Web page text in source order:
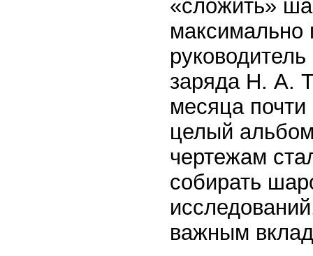
«сложить»
максимально
заряда Н. А.
месяца
целый
чертежам
собирать
важным